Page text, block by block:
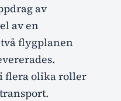
av
av en
flygplanen
flera olika roller